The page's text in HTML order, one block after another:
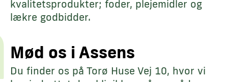
kvalitetsprodukter; foder, plejemidler og
lækre godbidder.
Mød os i Assens
Du finder os på Torø Huse Vej 10, hvor vi